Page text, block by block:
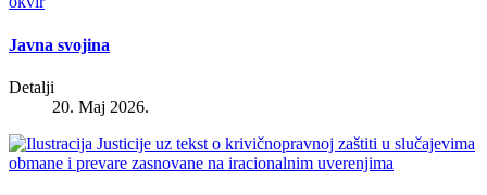
Javna svojina
Detalji
20. Maj 2026.